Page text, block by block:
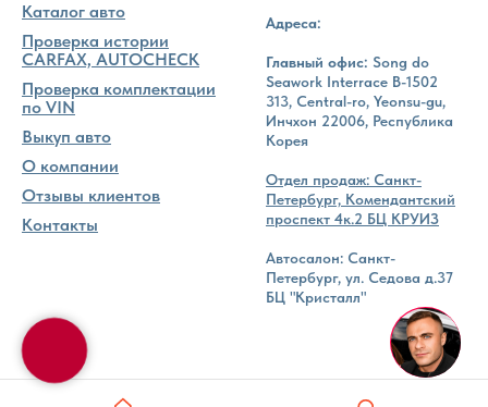
Каталог авто
Проверка истории
CARFAX, AUTOCHECK
Проверка комплектации
по VIN
Выкуп авто
О компании
Отзывы клиентов
Контакты
Адреса:
Главный офис: Song do
Seawork Interrace B-1502
313, Central-ro, Yeonsu-gu,
Инчхон 22006, Республика
Корея
Отдел продаж: Санкт-
Петербург, Комендантский
проспект 4к.2 БЦ КРУИЗ
Автосалон: Санкт-
Петербург, ул. Седова д.37
БЦ "Кристалл"